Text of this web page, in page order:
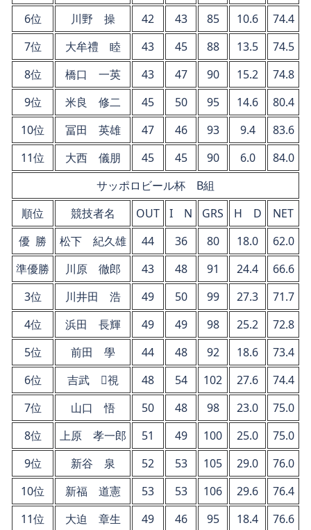
6位
川野 操 42 43 85 10.6
74.4
7位
大牟禮 睦 43 45 88 13.5
74.5
8位
橋口 一英 43 47 90 15.2
74.8
9位
米良 修二 45 50 95 14.6
80.4
10位
冨田 英雄 47 46 93 9.4
83.6
11位
大西 儀朋 45 45 90 6.0
84.0
サッポロビール杯 B組
順位
競技者名 OUT I N GRS H D
NET
優 勝
松下 紀久雄 44 36 80 18.0
62.0
準優勝
川原 徹郎 43 48 91 24.4
66.6
3位
川井田 浩 49 50 99 27.3
71.7
4位
浜田 長輝 49 49 98 25.2
72.8
5位
前田 學 44 48 92 18.6
73.4
6位
吉武 視 48 54 102 27.6
74.4
7位
山口 悟 50 48 98 23.0
75.0
8位
上原 孝一郎 51 49 100 25.0
75.0
9位
新谷 泉 52 53 105 29.0
76.0
10位
新福 道憲 53 53 106 29.6
76.4
11位
大迫 章生 49 46 95 18.4
76.6